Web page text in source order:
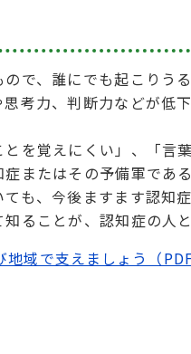
で、誰にでも起こりうる
考力、判断力などが低
を覚えにくい」、「言
またはその予備軍であ
も、今後ますます認知
ることが、認知症の人
域で支えましょう（PDF